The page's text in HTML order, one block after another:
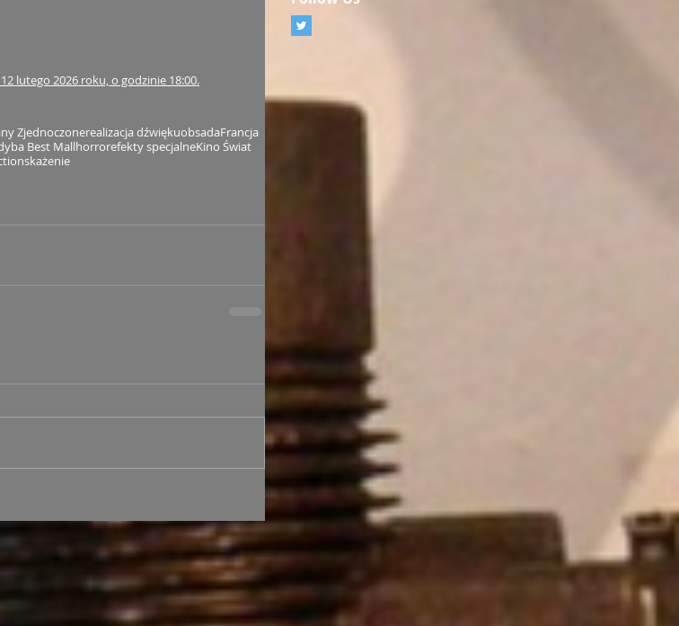
lutego 2026 roku, o godzinie 18:00.
Zjednoczonerealizacja dźwiękuobsadaFrancja
Best Mallhorrorefekty specjalneKino Świat
skażenie